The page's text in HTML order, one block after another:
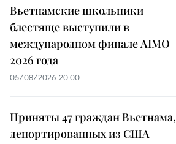
Вьетнамские школьники
блестяще выступили в
международном финале AIMO
2026 года
05/08/2026 20:00
Приняты 47 граждан Вьетнама,
депортированных из США